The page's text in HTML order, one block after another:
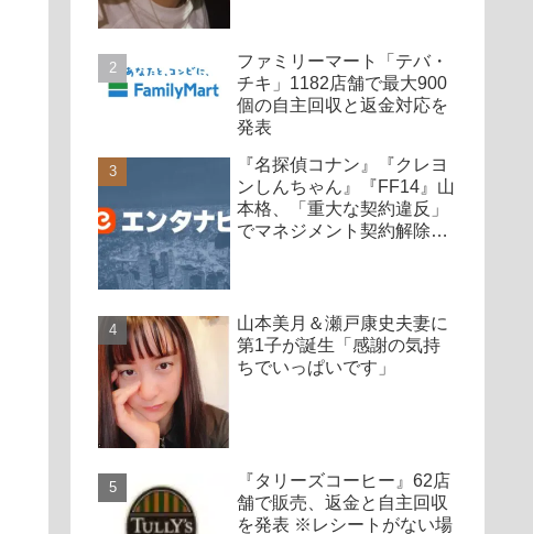
ファミリーマート「テバ・
チキ」1182店舗で最大900
個の自主回収と返金対応を
発表
『名探偵コナン』『クレヨ
ンしんちゃん』『FF14』山
本格、「重大な契約違反」
でマネジメント契約解除、
山本美月＆瀬戸康史夫妻に
第1子が誕生「感謝の気持
ちでいっぱいです」
『タリーズコーヒー』62店
舗で販売、返金と自主回収
を発表 ※レシートがない場